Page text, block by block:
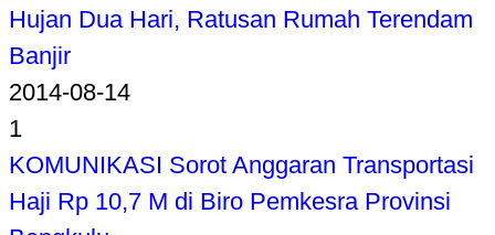
Hujan Dua Hari, Ratusan Rumah Terendam
Banjir
2014-08-14
1
KOMUNIKASI Sorot Anggaran Transportasi
Haji Rp 10,7 M di Biro Pemkesra Provinsi